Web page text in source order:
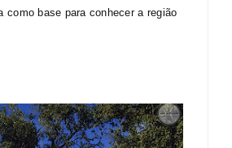
como base para conhecer a região